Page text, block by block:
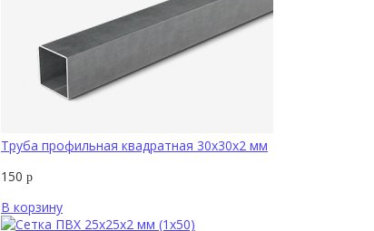
Труба профильная квадратная 30х30х2 мм
150 р
В корзину